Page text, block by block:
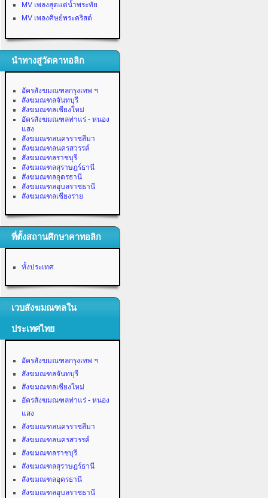
MV เพลงสุดแต่น้ำพระทัย
MV เพลงศิษย์พระคริสต์
นำทางสู่วัดคาทอลิก
อัครสังฆมณฑลกรุงเทพ ฯ
สังฆมณฑลจันทบุรี
สังฆมณฑลเชียงใหม่
อัครสังฆมณฑลท่าแร่ - หนอง
แสง
สังฆมณฑลนครราชสีมา
สังฆมณฑลนครสวรรค์
สังฆมณฑลราชบุรี
สังฆมณฑลสุราษฎร์ธานี
สังฆมณฑลอุดรธานี
สังฆมณฑลอุบลราชธานี
สังฆมณฑลเชียงราย
ที่ตั้งสถานศึกษาคาทอลิก
ทั้งประเทศ
เวบสังฆมณฑลใน
ประเทศไทย
อัครสังฆมณฑลกรุงเทพ ฯ
สังฆมณฑลจันทบุรี
สังฆมณฑลเชียงใหม่
อัครสังฆมณฑลท่าแร่ - หนอง
แสง
สังฆมณฑลนครราชสีมา
สังฆมณฑลนครสวรรค์
สังฆมณฑลราชบุรี
สังฆมณฑลสุราษฎร์ธานี
สังฆมณฑลอุดรธานี
สังฆมณฑลอุบลราชธานี